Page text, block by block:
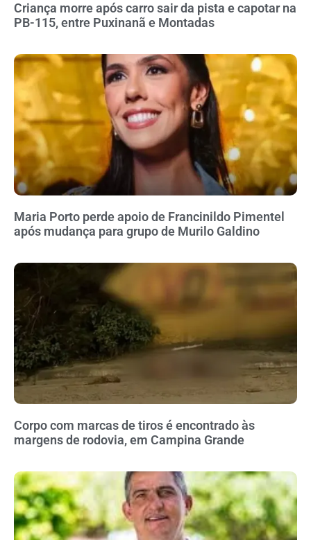
Criança morre após carro sair da pista e capotar na
PB-115, entre Puxinanã e Montadas
Maria Porto perde apoio de Francinildo Pimentel
após mudança para grupo de Murilo Galdino
Corpo com marcas de tiros é encontrado às
margens de rodovia, em Campina Grande